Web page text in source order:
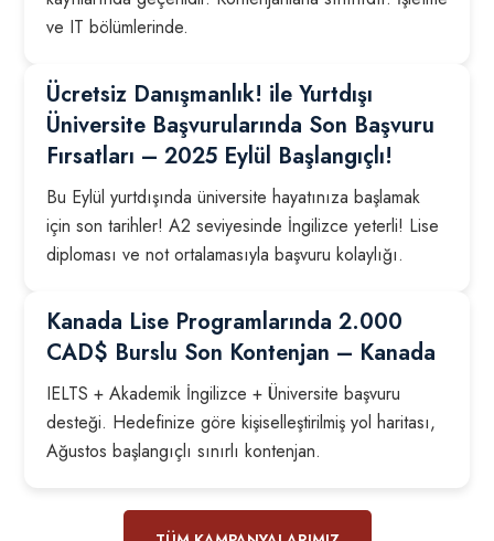
ve IT bölümlerinde.
Ücretsiz Danışmanlık! ile Yurtdışı
Üniversite Başvurularında Son Başvuru
Fırsatları – 2025 Eylül Başlangıçlı!
Bu Eylül yurtdışında üniversite hayatınıza başlamak
için son tarihler! A2 seviyesinde İngilizce yeterli! Lise
diploması ve not ortalamasıyla başvuru kolaylığı.
Kanada Lise Programlarında 2.000
CAD$ Burslu Son Kontenjan – Kanada
IELTS + Akademik İngilizce + Üniversite başvuru
desteği. Hedefinize göre kişiselleştirilmiş yol haritası,
Ağustos başlangıçlı sınırlı kontenjan.